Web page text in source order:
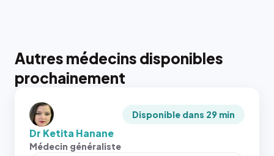
Autres médecins disponibles
prochainement
Disponible dans 29 min
Dr Ketita Hanane
Médecin généraliste